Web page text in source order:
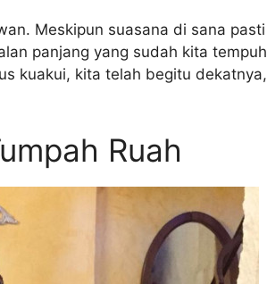
Meskipun suasana di sana pasti
panjang yang sudah kita tempuh
kuakui, kita telah begitu dekatnya,
Ruah